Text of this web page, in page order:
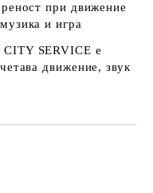
при движение
и игра
CITY SERVICE е
движение, звук